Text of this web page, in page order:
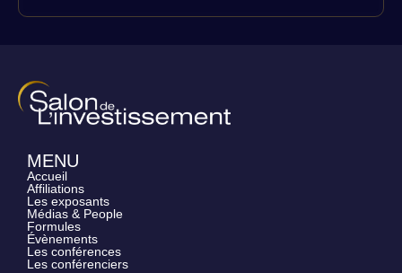
MENU
Accueil
Affiliations
Les exposants
Médias & People
Formules
Évènements
Les conférences
Les conférenciers